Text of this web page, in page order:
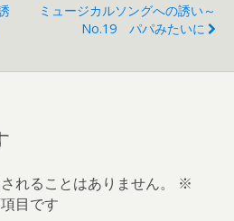
ミュージカルソングへの誘い～
No.19 パパみたいに
れることはありません。
※
目です